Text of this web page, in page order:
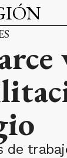
de